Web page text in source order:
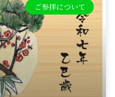
ご参拝について